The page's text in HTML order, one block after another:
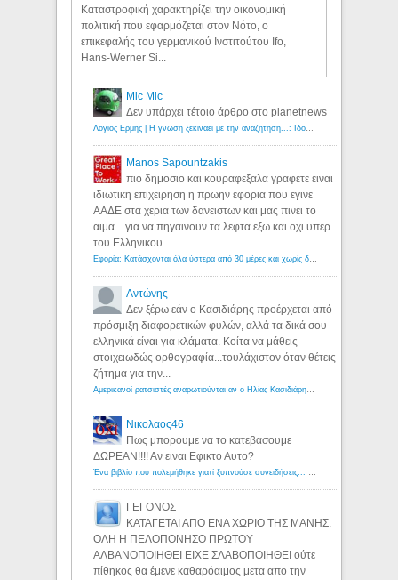
Καταστροφική χαρακτηρίζει την οικονομική
πολιτική που εφαρμόζεται στον Νότο, ο
επικεφαλής του γερμανικού Ινστιτούτου Ifo,
Hans-Werner Si...
Mic Mic
Δεν υπάρχει τέτοιο άρθρο στο planetnews
Λόγιος Ερμής | Η γνώση ξεκινάει με την αναζήτηση...: Ιδού οι 18 που χρωστούν 11 δις ευρώ!
Manos Sapountzakis
πιο δημοσιο και κουραφεξαλα γραφετε ειναι
ιδιωτικη επιχειρηση η πρωην εφορια που εγινε
ΑΑΔΕ στα χερια των δανειστων και μας πινει το
αιμα... για να πηγαινουν τα λεφτα εξω και οχι υπερ
του Ελληνικου...
Εφορία: Κατάσχονται όλα ύστερα από 30 μέρες και χωρίς δικαστικές αποφάσεις - Λόγιος Ερμής
Αντώνης
Δεν ξέρω εάν ο Κασιδιάρης προέρχεται από
πρόσμιξη διαφορετικών φυλών, αλλά τα δικά σου
ελληνικά είναι για κλάματα. Κοίτα να μάθεις
στοιχειωδώς ορθογραφία...τουλάχιστον όταν θέτεις
ζήτημα για την...
Αμερικανοί ρατσιστές αναρωτιούνται αν ο Ηλίας Κασιδιάρης ανήκει στη λευκή φυλή... - Λόγιος Ερμής
Νικολαος46
Πως μπορουμε να το κατεβασουμε
ΔΩΡΕΑΝ!!!! Αν ειναι Εφικτο Αυτο?
Ένα βιβλίο που πολεμήθηκε γιατί ξυπνούσε συνειδήσεις... - Λόγιος Ερμής | Η γνώση ξεκινάει με την αναζήτηση...
ΓΕΓΟΝΟΣ
ΚΑΤΑΓΕΤΑΙ ΑΠΟ ΕΝΑ ΧΩΡΙΟ ΤΗΣ ΜΑΝΗΣ.
ΟΛΗ Η ΠΕΛΟΠΟΝΗΣΟ ΠΡΩΤΟΥ
ΑΛΒΑΝΟΠΟΙΗΘΕΙ ΕΙΧΕ ΣΛΑΒΟΠΟΙΗΘΕΙ ούτε
πίθηκος θα έμενε καθαρόαιμος μετα απο την